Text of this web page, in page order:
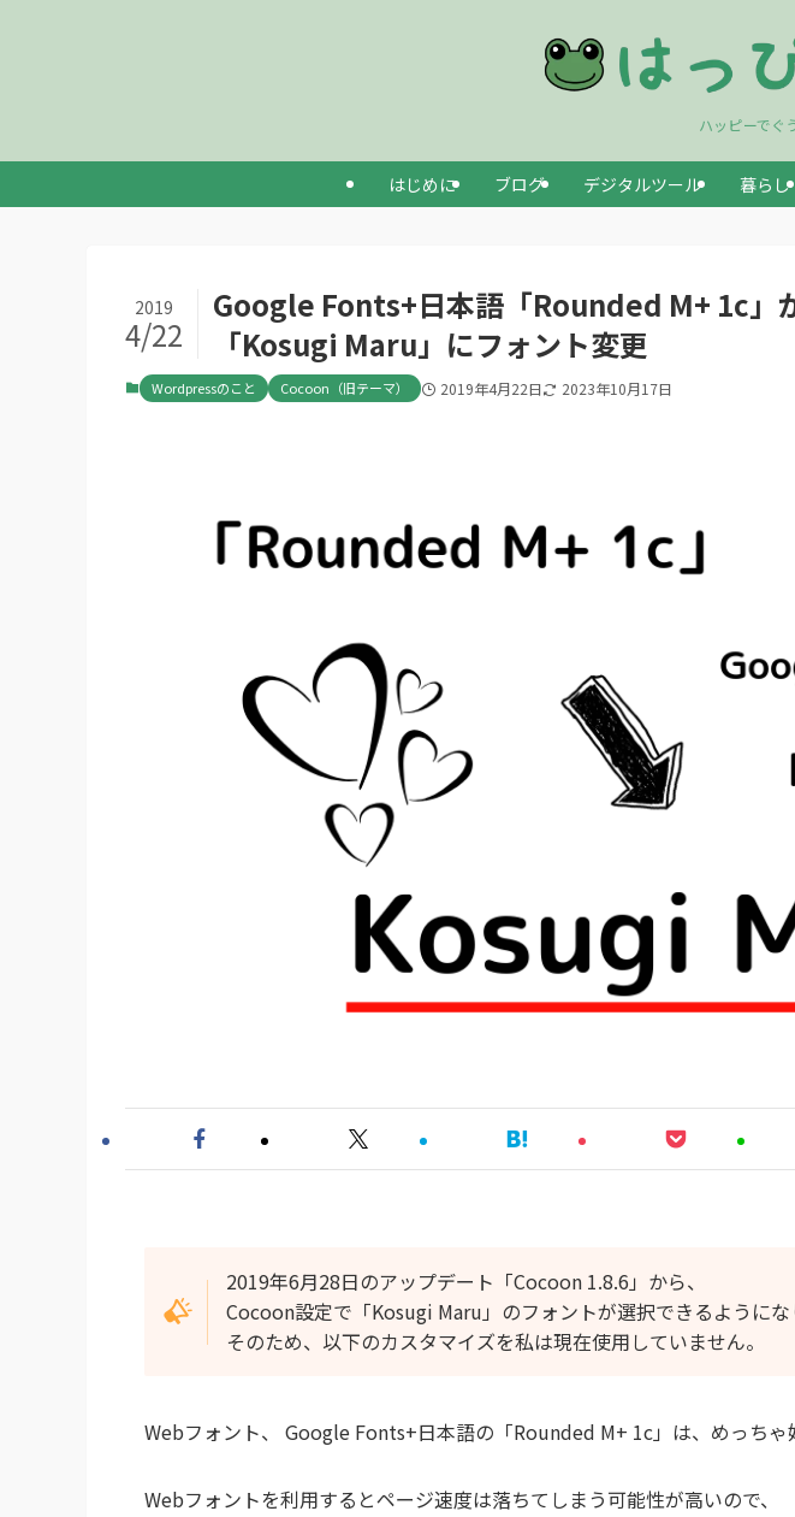
ハッピーでぐ
はじめに ブログ デジタルツール 暮らし
Google Fonts+日本語「Rounded M+ 1c」
「Kosugi Maru」にフォント変更
2019
4/22
Wordpressのこと Cocoon（旧テーマ） 2019年4月22日 2023年10月17日
2019年6月28日のアップデート「Cocoon 1.8.6」から、
Cocoon設定で「Kosugi Maru」のフォントが選択できるようにな
そのため、以下のカスタマイズを私は現在使用していません。
Webフォント、 Google Fonts+日本語の「Rounded M+ 1c」は、めっちゃ
Webフォントを利用するとページ速度は落ちてしまう可能性が高いので、